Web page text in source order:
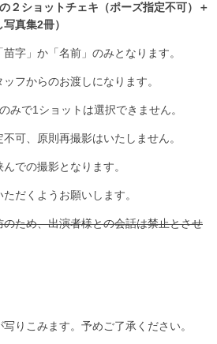
２ショットチェキ（ポーズ指定不可）＋
真集2冊）
字」か「名前」のみとなります。
フからのお渡しになります。
みで1ショットは選択できません。
可、原則再撮影はいたしません。
での撮影となります。
だくようお願いします。
ため、出演者様との会話は禁止とさせ
りこみます。予めご了承ください。